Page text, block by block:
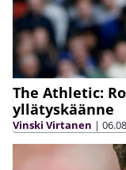
The Athletic:
yllätyskäänne
Vinski Virtanen |